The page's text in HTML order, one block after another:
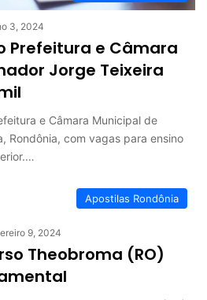
3, 2024
Prefeitura e Câmara
Jorge Teixeira
e Câmara Municipal de
Rondônia, com vagas para ensino
Apostilas Rondônia
9, 2024
Theobroma (RO)